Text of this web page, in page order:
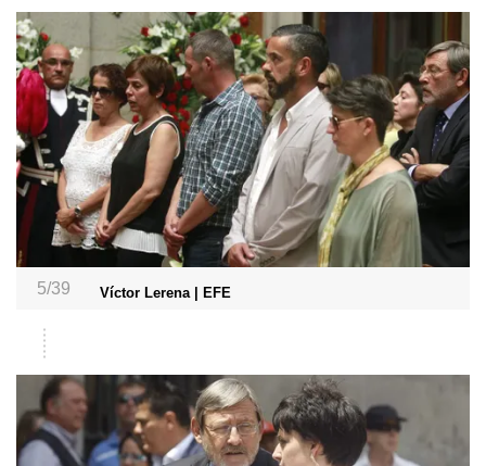
5/39 Víctor Lerena | EFE